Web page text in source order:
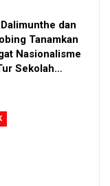
dengan konsep
karakter musik
tetapi tetap
tertentu karena
dan
Tanamkan
Nasionalisme
Sekolah…